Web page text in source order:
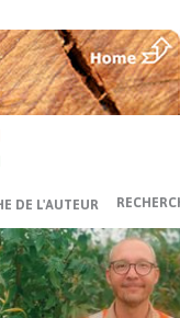
DE L'AUTEUR